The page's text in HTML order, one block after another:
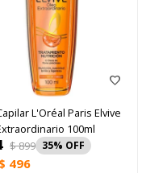
L'Oréal Paris Elvive
100ml
$899 35
$ 496